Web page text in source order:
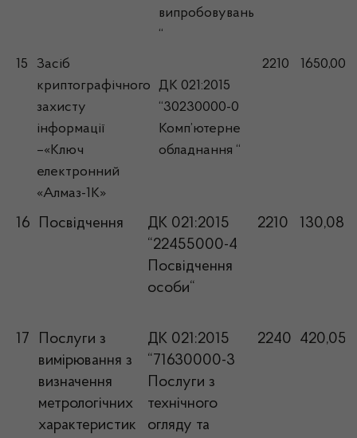
випробовувань
“
15
Засіб
криптографічного
захисту
інформації
–«Ключ
електронний
«Алмаз-1К»
ДК 021:2015
“30230000-0
Комп’ютерне
обладнання “
2210 1650,00
16 Посвідчення
ДК 021:2015
“22455000-4
Посвідчення
особи“
2210 130,08
17
Послуги з
вимірювання з
визначення
метрологічних
характеристик
ДК 021:2015
“71630000-3
Послуги з
технічного
огляду та
2240 420,05